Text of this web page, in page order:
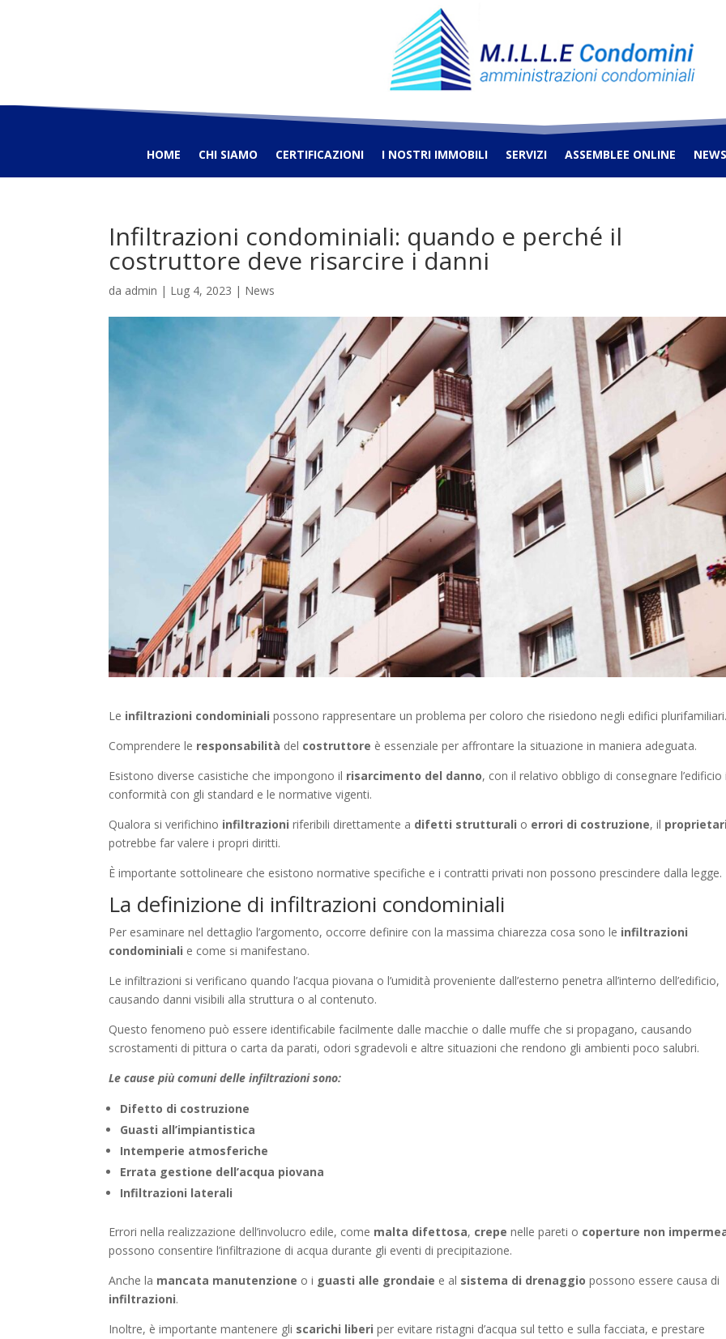
HOME CHI SIAMO CERTIFICAZIONI I NOSTRI IMMOBILI SERVIZI ASSEMBLEE ONLINE NEWS
Infiltrazioni condominiali: quando e perché il
costruttore deve risarcire i danni
da admin | Lug 4, 2023 | News
Le infiltrazioni condominiali possono rappresentare un problema per coloro che risiedono negli edifici plurifamiliari.
Comprendere le responsabilità del costruttore è essenziale per affrontare la situazione in maniera adeguata.
Esistono diverse casistiche che impongono il risarcimento del danno, con il relativo obbligo di consegnare l’edificio
conformità con gli standard e le normative vigenti.
Qualora si verifichino infiltrazioni riferibili direttamente a difetti strutturali o errori di costruzione, il
potrebbe far valere i propri diritti.
È importante sottolineare che esistono normative specifiche e i contratti privati non possono prescindere dalla legge.
La definizione di infiltrazioni condominiali
Per esaminare nel dettaglio l’argomento, occorre definire con la massima chiarezza cosa sono le infiltrazioni
condominiali e come si manifestano.
Le infiltrazioni si verificano quando l’acqua piovana o l’umidità proveniente dall’esterno penetra all’interno dell’edificio,
causando danni visibili alla struttura o al contenuto.
Questo fenomeno può essere identificabile facilmente dalle macchie o dalle muffe che si propagano, causando
scrostamenti di pittura o carta da parati, odori sgradevoli e altre situazioni che rendono gli ambienti poco salubri.
Le cause più comuni delle infiltrazioni sono:
Difetto di costruzione
Guasti all’impiantistica
Intemperie atmosferiche
Errata gestione dell’acqua piovana
Infiltrazioni laterali
Errori nella realizzazione dell’involucro edile, come malta difettosa, crepe nelle pareti o coperture non
possono consentire l’infiltrazione di acqua durante gli eventi di precipitazione.
Anche la mancata manutenzione o i guasti alle grondaie e al sistema di drenaggio possono essere causa di
infiltrazioni.
Inoltre, è importante mantenere gli scarichi liberi per evitare ristagni d’acqua sul tetto e sulla facciata, e prestare